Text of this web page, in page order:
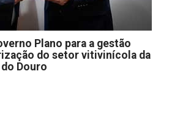
Plano para a gestão
do setor vitivinícola da
do Douro